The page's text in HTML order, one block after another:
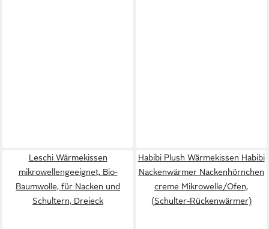
Leschi Wärmekissen
mikrowellengeeignet, Bio-
Baumwolle, für Nacken und
Schultern, Dreieck
Habibi Plush Wärmekissen Habibi
Nackenwärmer Nackenhörnchen
creme Mikrowelle/Ofen,
(Schulter-Rückenwärmer)